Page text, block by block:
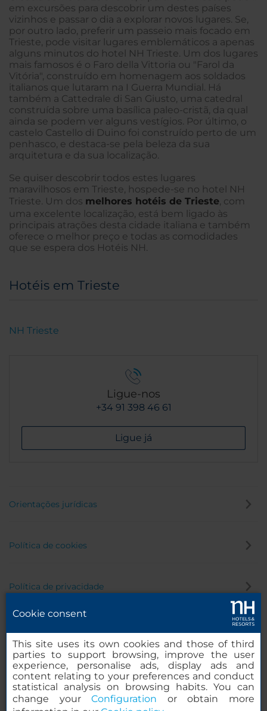
em excursões para descobrir um destes países
vizinhos e passar o dia a explorar novos lugares. Se,
por outro lado, preferir um passeio mais focado em
Trieste, pode visitar lugares emblemáticos a apenas
alguns minutos do hotel NH Trieste. Um dos lugares
mais famosos é o Faro della Vittoria ou "Farol da
Vitória", construído em homenagem aos soldados
italianos que lutaram na I Guerra Mundial. Há
também a Cattedrale di San Giusto, uma catedral
construída sobre uma basílica paleo-cristã, da qual
ainda se podem ver alguns vestígios. Por último, o
castelo Castello di Duino foi construído perto de um
penhasco, e destaca-se pela beleza da sua
arquitetura e da sua localização.
Se quiser descobrir todos estes lugares
maravilhosos em Trieste, hospede-se no hotel NH
Trieste. Um dos melhores hotéis de Trieste , com
uma excelente localização, está bem ligado às
principais atrações desta cidade italiana e também
oferece o melhor preço e todas as comodidades
que se espera dos Hotéis NH.
Hotéis em Trieste
NH Trieste
Ligue-nos
+34 91 398 46 61
Ligue já
Orientações jurídicas
Política de cookies
Política de privacidade
Cookie consent
This site uses its own cookies and those of third
parties to support browsing, improve the user
experience, personalise ads, display ads and
content relating to your preferences and conduct
statistical analysis on browsing habits. You can
change yourConfiguration or obtain more